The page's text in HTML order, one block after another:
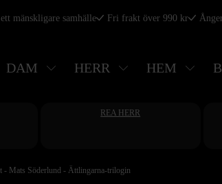
mänskligare samhälle Fri frakt över 990 kr
DAM HERR HEM
REA HERR
- Mats Söderlund - Ättlingarna-trilogin